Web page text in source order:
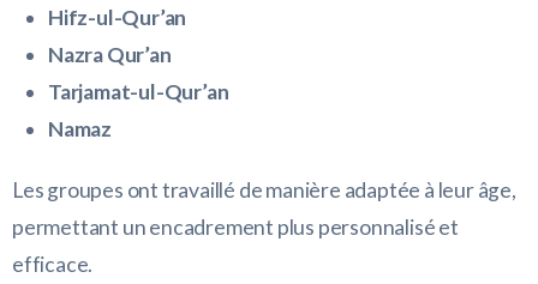
Hifz-ul-Qur’an
Nazra Qur’an
Tarjamat-ul-Qur’an
Namaz
Les groupes ont travaillé de manière adaptée à leur âge,
permettant un encadrement plus personnalisé et
efficace.